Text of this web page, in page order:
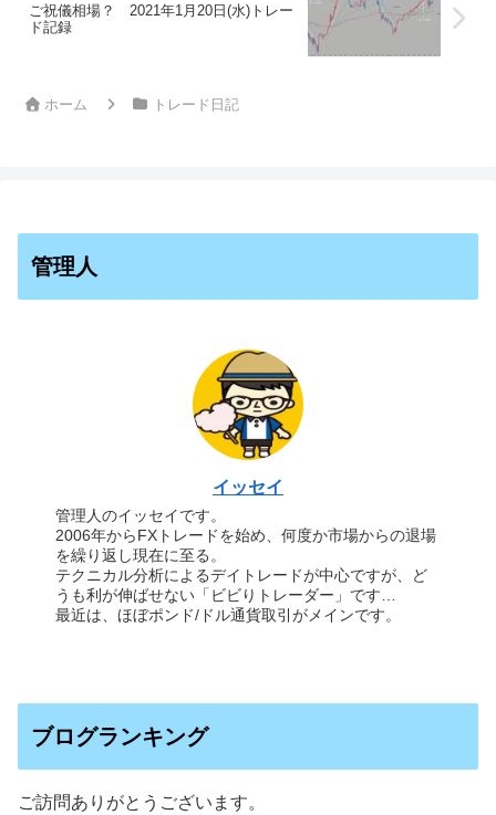
ご祝儀相場？ 2021年1月20日(水)トレー
ド記録
ホーム トレード日記
管理人
イッセイ
管理人のイッセイです。
2006年からFXトレードを始め、何度か市場からの退場
を繰り返し現在に至る。
テクニカル分析によるデイトレードが中心ですが、ど
うも利が伸ばせない「ビビりトレーダー」です…
最近は、ほぼポンド/ドル通貨取引がメインです。
ブログランキング
ご訪問ありがとうございます。